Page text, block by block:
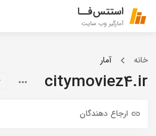
استتس‌فــا
آمارگیر وب سایت
خانه آمار
citymoviez4.ir
ارجاع دهندگان